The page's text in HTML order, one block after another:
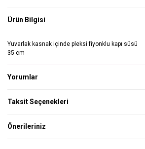
Ürün Bilgisi
Yuvarlak kasnak içinde pleksi fiyonklu kapı süsü
35 cm
Yorumlar
Taksit Seçenekleri
Önerileriniz